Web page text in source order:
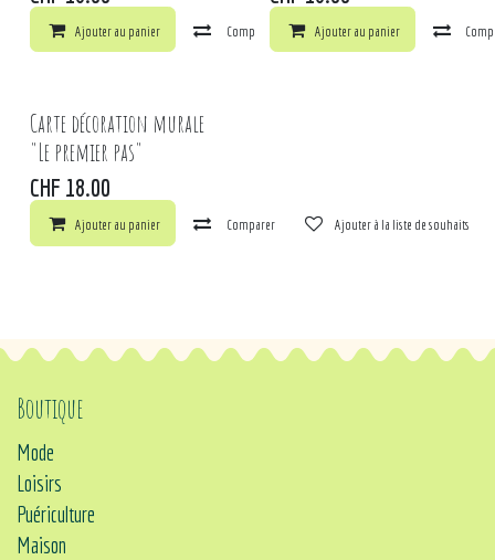
Ajouter au panier Comparer Ajouter à la liste de souhaits
Ajouter au panier
Carte décoration murale
"Le premier pas"
CHF 18.00
Ajouter au panier Comparer Ajouter à la liste de souhaits
Boutique
Mode
Loisirs
Puériculture
Maison